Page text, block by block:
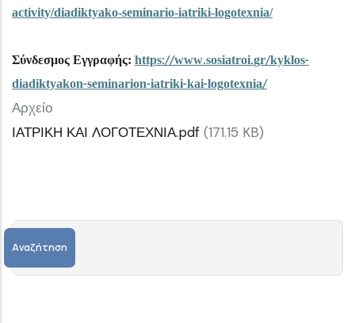
activity/diadiktyako-seminario-iatriki-logotexnia/
Σύνδεσμος Εγγραφής: https://www.sosiatroi.gr/kyklos-
diadiktyakon-seminarion-iatriki-kai-logotexnia/
Αρχείο
ΙΑΤΡΙΚΗ ΚΑΙ ΛΟΓΟΤΕΧΝΙΑ.pdf (171.15 KB)
Αναζήτηση